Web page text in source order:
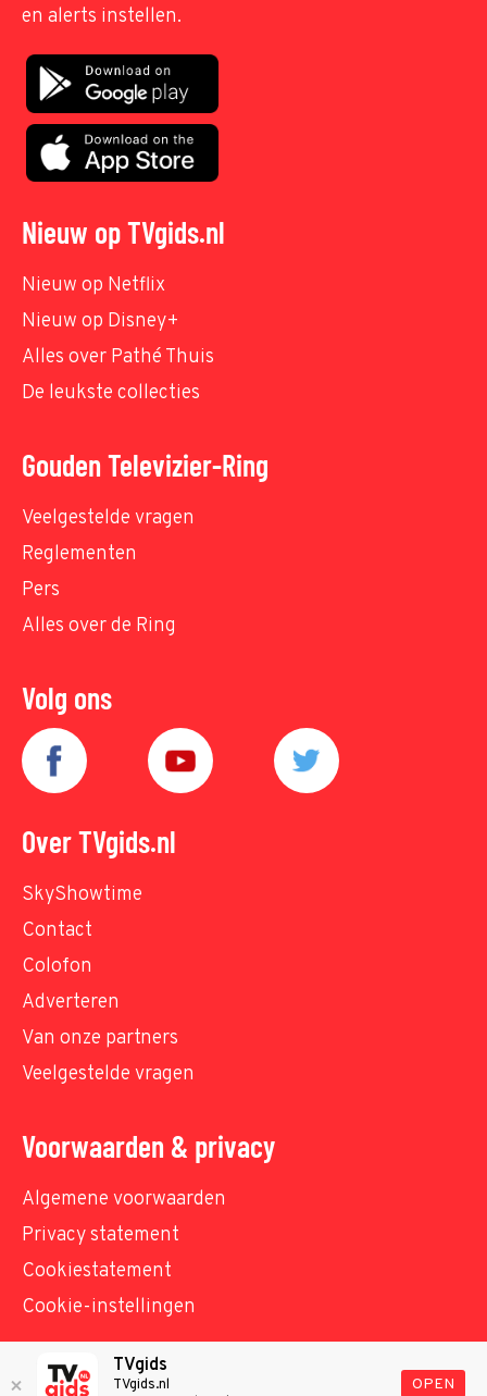
en alerts instellen.
Nieuw op TVgids.nl
Nieuw op Netflix
Nieuw op Disney+
Alles over Pathé Thuis
De leukste collecties
Gouden Televizier-Ring
Veelgestelde vragen
Reglementen
Pers
Alles over de Ring
Volg ons
Over TVgids.nl
SkyShowtime
Contact
Colofon
Adverteren
Van onze partners
Veelgestelde vragen
Voorwaarden & privacy
Algemene voorwaarden
Privacy statement
Cookiestatement
Cookie-instellingen
© TVgids.nl 2026 - All rights reserved. No text and
TVgids
TVgids.nl
OPEN